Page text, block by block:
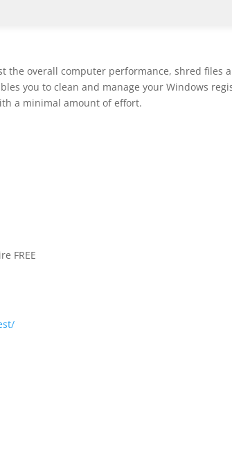
the overall computer performance, shred files
you to clean and manage your Windows
a minimal amount of effort.
FREE